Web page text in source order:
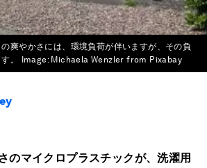
爽やかさには、環境負荷が伴いますが、その負
。
Image: Michaela Wenzler from Pixabay
のマイクロプラスチックが、洗濯用